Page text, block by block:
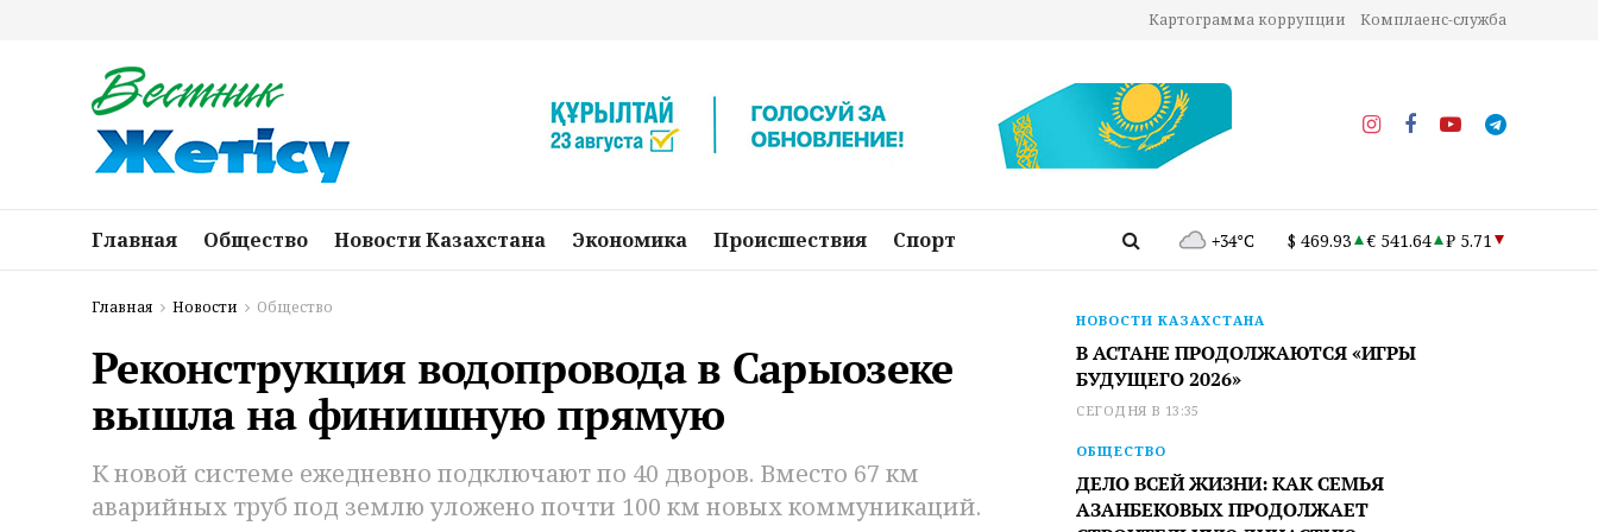
Картограмма коррупции Комплаенс-служба
Главная Общество Новости Казахстана Экономика Происшествия Спорт +34°C $ 469.93 € 541.64 ₽ 5.71
Главная Новости Общество
Реконструкция водопровода в Сарыозеке
вышла на финишную прямую
К новой системе ежедневно подключают по 40 дворов. Вместо 67 км
аварийных труб под землю уложено почти 100 км новых коммуникаций.
НОВОСТИ КАЗАХСТАНА
В АСТАНЕ ПРОДОЛЖАЮТСЯ «ИГРЫ
БУДУЩЕГО 2026»
СЕГОДНЯ В 13:35
ОБЩЕСТВО
ДЕЛО ВСЕЙ ЖИЗНИ: КАК СЕМЬЯ
АЗАНБЕКОВЫХ ПРОДОЛЖАЕТ